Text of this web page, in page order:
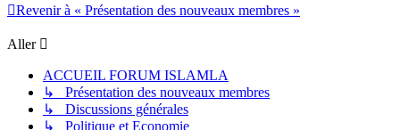
Revenir à « Présentation des nouveaux membres »
Aller
ACCUEIL FORUM ISLAMLA
↳ Présentation des nouveaux membres
↳ Discussions générales
↳ Politique et Economie